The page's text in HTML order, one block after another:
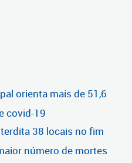
orienta mais de 51,6
covid-19
38 locais no fim
número de mortes